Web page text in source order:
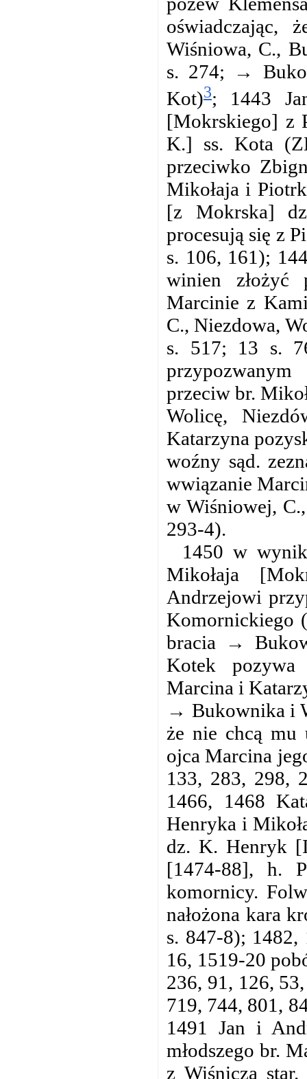
oświadczając,
Wiśniowa, C.,
s. 274; →
Kot)3; 1443
[Mokrskiego] z
K.] ss. Kota
przeciwko
Mikołaja i
[z Mokrska]
procesują się z
s. 106, 161);
winien złożyć
Marcinie z
C., Niezdowa,
s. 517; 13 s.
przeciw br.
Wolicę,
Katarzyna
woźny sąd.
wwiązanie
w Wiśniowej,
293-4).
1450 w
Mikołaja
Andrzejowi
Komornickiego
bracia →
Kotek
Marcina i
→ Bukownika i
że nie chcą mu
ojca Marcina
133, 283, 298,
1466, 1468
Henryka i
dz. K. Henryk
[1474-88], h.
komornicy.
nałożona kara
s. 847-8);
16, 1519-20
236, 91, 126,
719, 744, 801,
1491 Jan i
młodszego br.
z Wiśnicza